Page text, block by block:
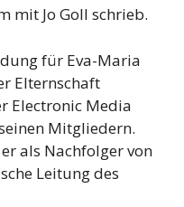
mit Jo Goll schrieb.
für Eva-Maria
Elternschaft
Electronic Media
Mitgliedern.
als Nachfolger von
Leitung des